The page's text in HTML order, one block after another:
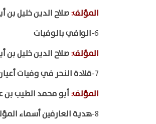
المؤلف:صلاح الدين خليل
6- الوافي بالوفيات
المؤلف:صلاح الدين خليل بن
7- قلادة النحر في وفيات
المؤلف:أبو محمد الطيب بن
8- هدية العارفين أسماء